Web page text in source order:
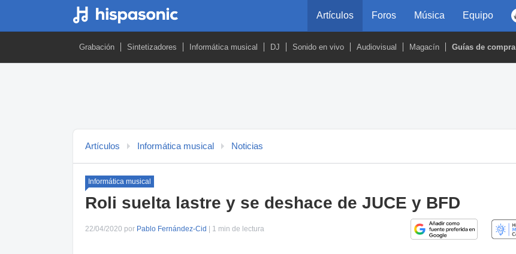
Artículos Foros Música Equipo
Grabación Sintetizadores Informática musical DJ Sonido en vivo Audiovisual Magacín Guías de compra
Artículos Informática musical Noticias
Informática musical
Roli suelta lastre y se deshace de JUCE y BFD
22/04/2020 por Pablo Fernández-Cid | 1 min de lectura